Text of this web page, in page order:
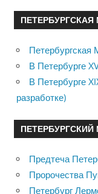
ПЕТЕРБУРГСКАЯ
Петербургская
В Петербурге
В Петербурге
разработке)
ПЕТЕРБУРГСКИЙ
Предтеча
Пророчества
Петербург